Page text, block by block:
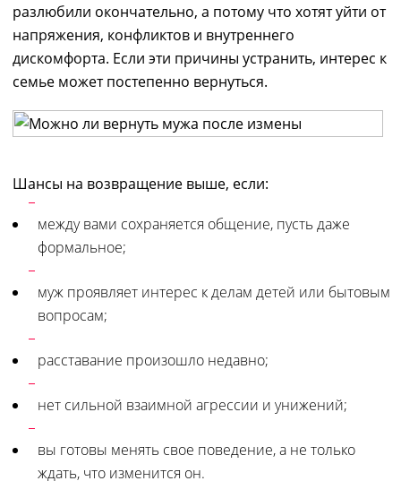
разлюбили окончательно, а потому что хотят уйти от
напряжения, конфликтов и внутреннего
дискомфорта. Если эти причины устранить, интерес к
семье может постепенно вернуться.
Шансы на возвращение выше, если:
между вами сохраняется общение, пусть даже
формальное;
муж проявляет интерес к делам детей или бытовым
вопросам;
расставание произошло недавно;
нет сильной взаимной агрессии и унижений;
вы готовы менять свое поведение, а не только
ждать, что изменится он.